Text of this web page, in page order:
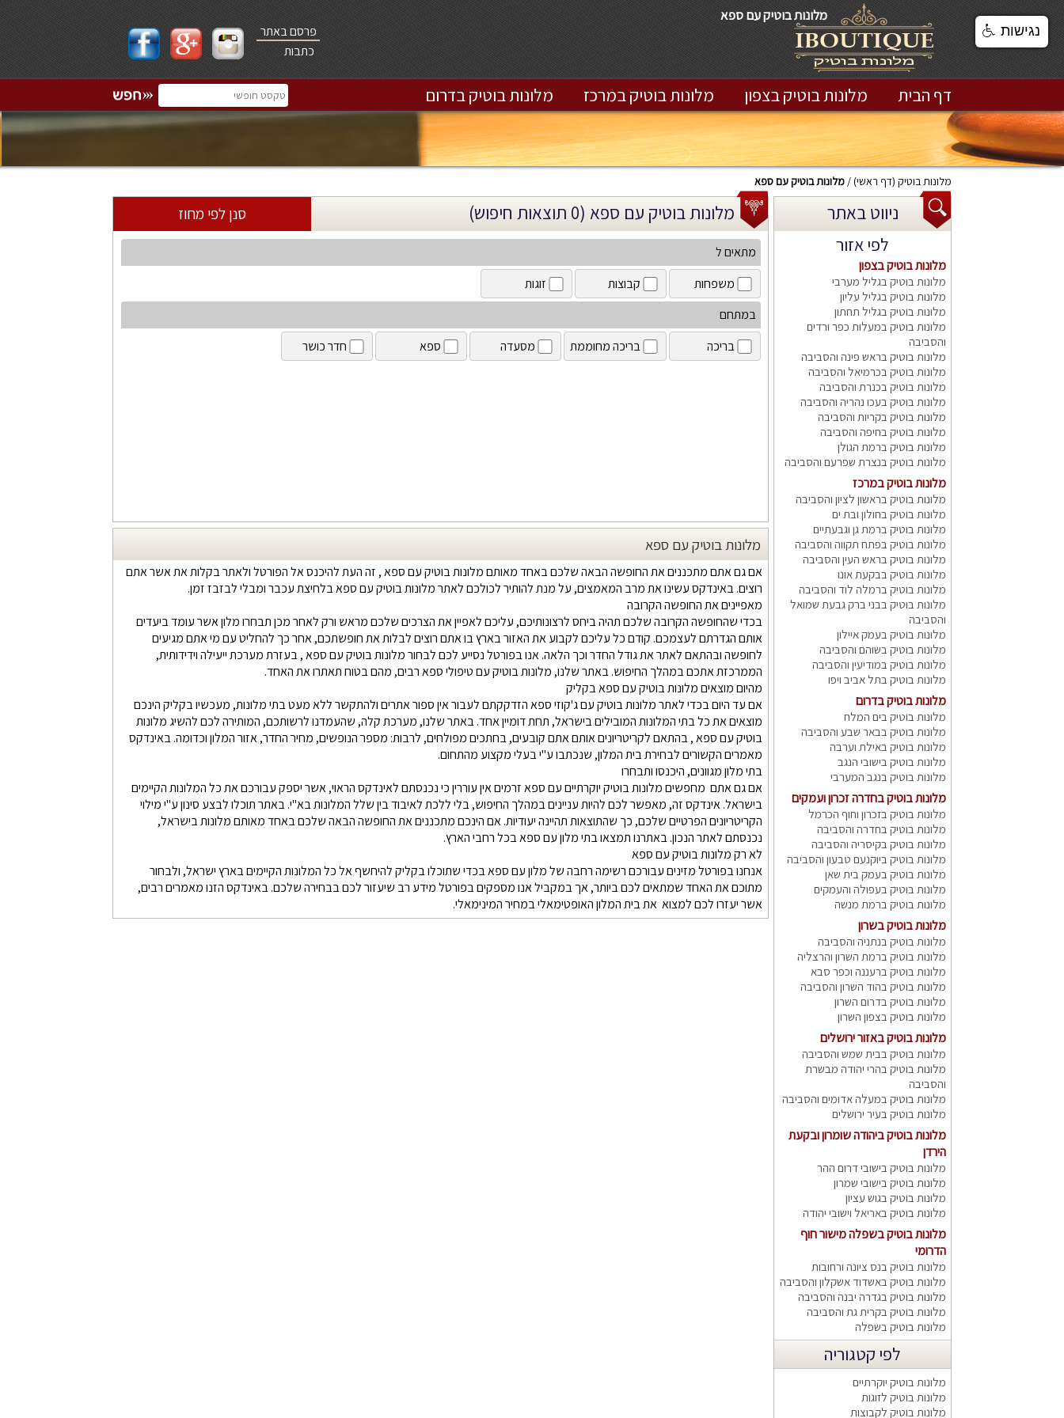
מלונות בוטיק עם ספא
פרסם באתר
כתבות
דף הבית מלונות בוטיק בצפון מלונות בוטיק במרכז מלונות בוטיק בדרום
מלונות בוטיק (דף ראשי) מלונות בוטיק עם ספא
ניווט באתר
לפי אזור
מלונות בוטיק בצפון
מלונות בוטיק בגליל מערבי
מלונות בוטיק בגליל עליון
מלונות בוטיק בגליל תחתון
מלונות בוטיק במעלות כפר ורדים
והסביבה
מלונות בוטיק בראש פינה והסביבה
מלונות בוטיק בכרמיאל והסביבה
מלונות בוטיק בכנרת והסביבה
מלונות בוטיק בעכו נהריה והסביבה
מלונות בוטיק בקריות והסביבה
מלונות בוטיק בחיפה והסביבה
מלונות בוטיק ברמת הגולן
מלונות בוטיק בנצרת שפרעם והסביבה
מלונות בוטיק במרכז
מלונות בוטיק בראשון לציון והסביבה
מלונות בוטיק בחולון ובת ים
מלונות בוטיק ברמת גן וגבעתיים
מלונות בוטיק בפתח תקווה והסביבה
מלונות בוטיק בראש העין והסביבה
מלונות בוטיק בבקעת אונו
מלונות בוטיק ברמלה לוד והסביבה
מלונות בוטיק בבני ברק גבעת שמואל
והסביבה
מלונות בוטיק בעמק איילון
מלונות בוטיק בשוהם והסביבה
מלונות בוטיק במודיעין והסביבה
מלונות בוטיק בתל אביב ויפו
מלונות בוטיק בדרום
מלונות בוטיק בים המלח
מלונות בוטיק בבאר שבע והסביבה
מלונות בוטיק באילת וערבה
מלונות בוטיק בישובי הנגב
מלונות בוטיק בנגב המערבי
מלונות בוטיק בחדרה זכרון ועמקים
מלונות בוטיק בזכרון וחוף הכרמל
מלונות בוטיק בחדרה והסביבה
מלונות בוטיק בקיסריה והסביבה
מלונות בוטיק ביוקנעם טבעון והסביבה
מלונות בוטיק בעמק בית שאן
מלונות בוטיק בעפולה והעמקים
מלונות בוטיק ברמת מנשה
מלונות בוטיק בשרון
מלונות בוטיק בנתניה והסביבה
מלונות בוטיק ברמת השרון והרצליה
מלונות בוטיק ברעננה וכפר סבא
מלונות בוטיק בהוד השרון והסביבה
מלונות בוטיק בדרום השרון
מלונות בוטיק בצפון השרון
מלונות בוטיק באזור ירושלים
מלונות בוטיק בבית שמש והסביבה
מלונות בוטיק בהרי יהודה מבשרת
והסביבה
מלונות בוטיק במעלה אדומים והסביבה
מלונות בוטיק בעיר ירושלים
מלונות בוטיק ביהודה שומרון ובקעת
הירדן
מלונות בוטיק בישובי דרום ההר
מלונות בוטיק בישובי שמרון
מלונות בוטיק בגוש עציון
מלונות בוטיק באריאל וישובי יהודה
מלונות בוטיק בשפלה מישור חוף
הדרומי
מלונות בוטיק בנס ציונה ורחובות
מלונות בוטיק באשדוד אשקלון והסביבה
מלונות בוטיק בגדרה יבנה והסביבה
מלונות בוטיק בקרית גת והסביבה
מלונות בוטיק בשפלה
לפי קטגוריה
מלונות בוטיק יוקרתיים
מלונות בוטיק לזוגות
מלונות בוטיק לקבוצות
מלונות בוטיק עם ספא (0 תוצאות חיפוש) סנן לפי מחוז
מתאים ל
משפחות
קבוצות
זוגות
במתחם
בריכה
בריכה מחוממת מסעדה ספא חדר כושר
מלונות בוטיק עם ספא
אם גם אתם מתכננים את החופשה הבאה שלכם באחד מאותם מלונות בוטיק עם ספא , זה העת להיכנס אל הפורטל ולאתר בקלות את אשר אתם
רוצים. באינדקס עשינו את מרב המאמצים, על מנת להותיר לכולכם לאתר מלונות בוטיק עם ספא בלחיצת עכבר ומבלי לבזבז זמן.
מאפיינים את החופשה הקרובה
בכדי שהחופשה הקרובה שלכם תהיה ביחס לרצונותיכם, עליכם לאפיין את הצרכים שלכם מראש ורק לאחר מכן תבחרו מלון אשר עומד ביעדים
אותם הגדרתם לעצמכם. קודם כל עליכם לקבוע את האזור בארץ בו אתם רוצים לבלות את חופשתכם, אחר כך להחליט עם מי אתם מגיעים
לחופשה ובהתאם לאתר את גודל החדר וכך הלאה. אנו בפורטל נסייע לכם לבחור מלונות בוטיק עם ספא , בעזרת מערכת ייעילה וידידותית,
הממרכזת אתכם במהלך החיפוש. באתר שלנו, מלונות בוטיק עם טיפולי ספא רבים, מהם בטוח תאתרו את האחד.
מהיום מוצאים מלונות בוטיק עם ספא בקליק
אם עד היום בכדי לאתר מלונות בוטיק עם ג'קוזי ספא הזדקקתם לעבור אין ספור אתרים ולהתקשר ללא מעט בתי מלונות, מעכשיו בקליק הינכם
מוצאים את כל בתי המלונות המובילים בישראל, תחת דומיין אחד. באתר שלנו, מערכת קלה, שהעמדנו לרשותכם, המותירה לכם להשיג מלונות
בוטיק עם ספא , בהתאם לקריטריונים אותם אתם קובעים, בחתכים מפולחים, לרבות: מספר הנופשים, מחיר החדר, אזור המלון וכדומה. באינדקס
מאמרים הקשורים לבחירת בית המלון, שנכתבו ע"י בעלי מקצוע מהתחום.
בתי מלון מגוונים, היכנסו ותבחרו
אם גם אתם מחפשים מלונות בוטיק יוקרתיים עם ספא זרמים אין עוררין כי נכנסתם לאינדקס הראוי, אשר יספק עבורכם את כל המלונות הקיימים
בישראל. אינדקס זה, מאפשר לכם להיות עניינים במהלך החיפוש, בלי ללכת לאיבוד בין שלל המלונות בא"י. באתר תוכלו לבצע סינון ע"י מילוי
הקריטריונים הפרטיים שלכם, כך שהתוצאות תהיינה יעודיות. אם הינכם מתכננים את החופשה הבאה שלכם באחד מאותם מלונות בישראל,
נכנסתם לאתר הנכון. באתרנו תמצאו בתי מלון עם ספא בכל רחבי הארץ.
לא רק מלונות בוטיק עם ספא
אנחנו בפורטל מזינים עבורכם רשימה רחבה של מלון עם ספא בכדי שתוכלו בקליק להיחשף אל כל המלונות הקיימים בארץ ישראל, ולבחור
מתוכם את האחד שמתאים לכם ביותר, אך במקביל אנו מספקים בפורטל מידע רב שיעזור לכם בבחירה שלכם. באינדקס הזנו מאמרים רבים,
אשר יעזרו לכם למצוא את בית המלון האופטימאלי במחיר המינימאלי.
נגישות